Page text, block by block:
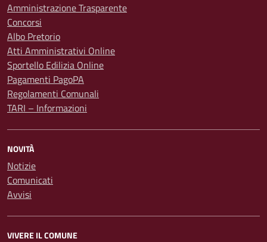
Amministrazione Trasparente
Concorsi
Albo Pretorio
Atti Amministrativi Online
Sportello Edilizia Online
Pagamenti PagoPA
Regolamenti Comunali
TARI – Informazioni
NOVITÀ
Notizie
Comunicati
Avvisi
VIVERE IL COMUNE